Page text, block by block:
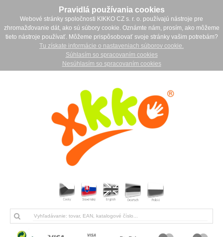
Pravidlá používania cookies
Webové stránky spoločnosti KIKKO CZ s. r. o. používajú nástroje pre
zhromažďovanie dát, ako sú súbory cookie. Oznámte nám, prosím, ako môžeme
tieto nástroje používať. Môžeme prispôsobovať svoje stránky vašim potrebám?
Tu získate informácie o nastaveniach súborov cookie.
Súhlasím so spracovaním cookies
Nesúhlasím so spracovaním cookies